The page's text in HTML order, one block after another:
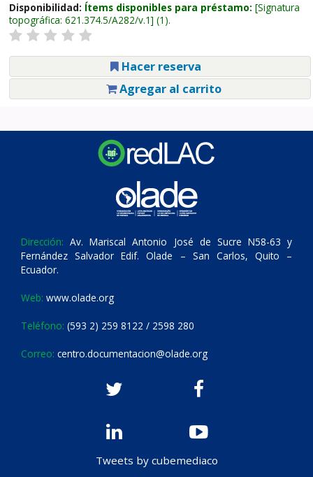
Disponibilidad: Ítems disponibles para préstamo: Signatura
topográfica: 621.374.5/A282/v.1 (1).
Hacer reserva
Agregar al carrito
Dirección: Av. Mariscal Antonio José de Sucre N58-63 y
Fernández Salvador Edif. Olade – San Carlos, Quito –
Ecuador.
Web: www.olade.org
Teléfono: (593 2) 259 8122 / 2598 280
Correo: centro.documentacion@olade.org
Tweets by cubemediaco